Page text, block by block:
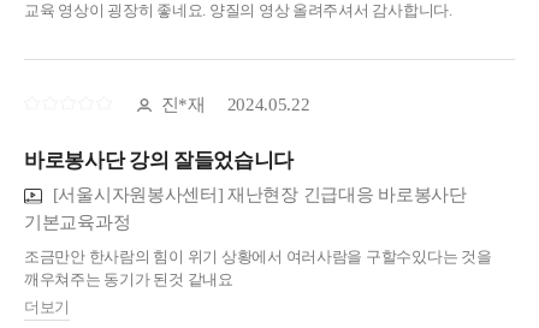
교육 영상이 굉장히 좋네요. 양질의 영상 올려주셔서 감사합니다.
진*재 2024.05.22
바로봉사단 강의 잘들었습니다
[서울시자원봉사센터] 재난현장 긴급대응 바로봉사단
기본교육과정
조금만안 한사람의 힘이 위기 상황에서 여러사람을 구할수있다는 것을
깨우쳐주는 동기가 된것 같내요
감사합니다
더보기